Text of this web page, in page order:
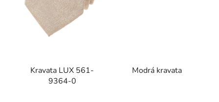
Kravata LUX 561-
9364-0
Modrá kravata